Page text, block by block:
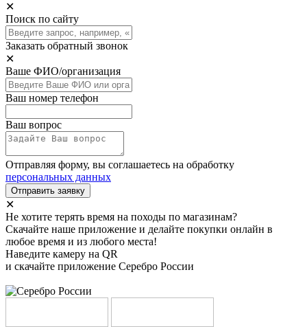
✕
Поиск по сайту
Заказать обратный звонок
✕
Ваше ФИО/организация
Ваш номер телефон
Ваш вопрос
Отправляя форму, вы соглашаетесь на обработку
персональных данных
Отправить заявку
✕
Не хотите терять время на походы по магазинам?
Скачайте наше приложение и делайте покупки онлайн в
любое время и из любого места!
Наведите камеру на QR
и скачайте приложение Серебро России